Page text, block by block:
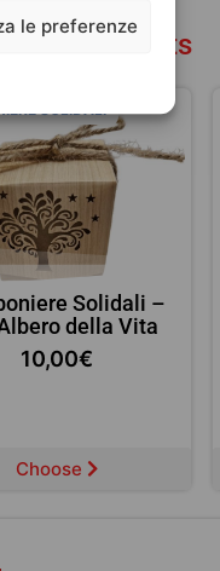
le preferenze
other products
Solidali –
della Vita
10,00€
Choose